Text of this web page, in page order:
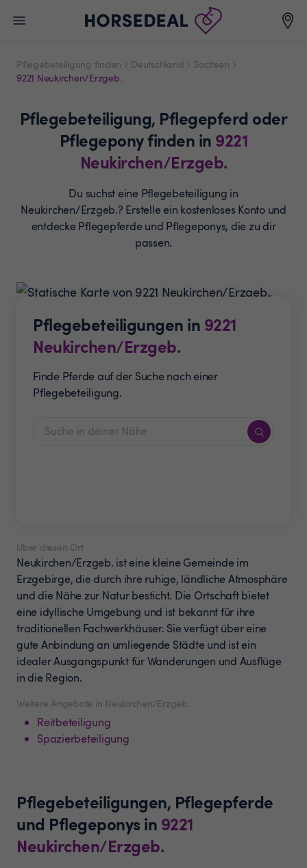
Pflegebeteiligung finden Deutschland
Sachsen
9221 Neukirchen/Erzgeb.
Pflegebeteiligung, Pflegepferd oder
Pflegeponyfinden in 9221
Neukirchen/Erzgeb.
Du suchst eine Pflegebeteiligung in
Neukirchen/Erzgeb.? Erstelle ein kostenloses Konto und
entdecke Pflegepferde und Pflegeponys, die zu dir
passen.
Pflegebeteiligungen in 9221
Neukirchen/Erzgeb.
Finde Pferde auf der Suche nach einer
Pflegebeteiligung.
Weitere Angebote in Neukirchen/Erzgeb.
Reitbeteiligung
Spazierbeteiligung
Über diesen Ort
Neukirchen/Erzgeb. ist eine kleine Gemeinde im
Erzgebirge, die durch ihre ruhige, ländliche Atmosphäre
und die Nähe zur Natur besticht. Die Ortschaft bietet
eine idyllische Umgebung und ist bekannt für ihre
traditionellen Fachwerkhäuser. Sie verfügt über eine
gute Anbindung an umliegende Städte und ist ein
idealer Ausgangspunkt für Wanderungen und Ausflüge
in die Region.
Pflegebeteiligungen, Pflegepferde
und Pflegeponys in 9221
Neukirchen/Erzgeb.